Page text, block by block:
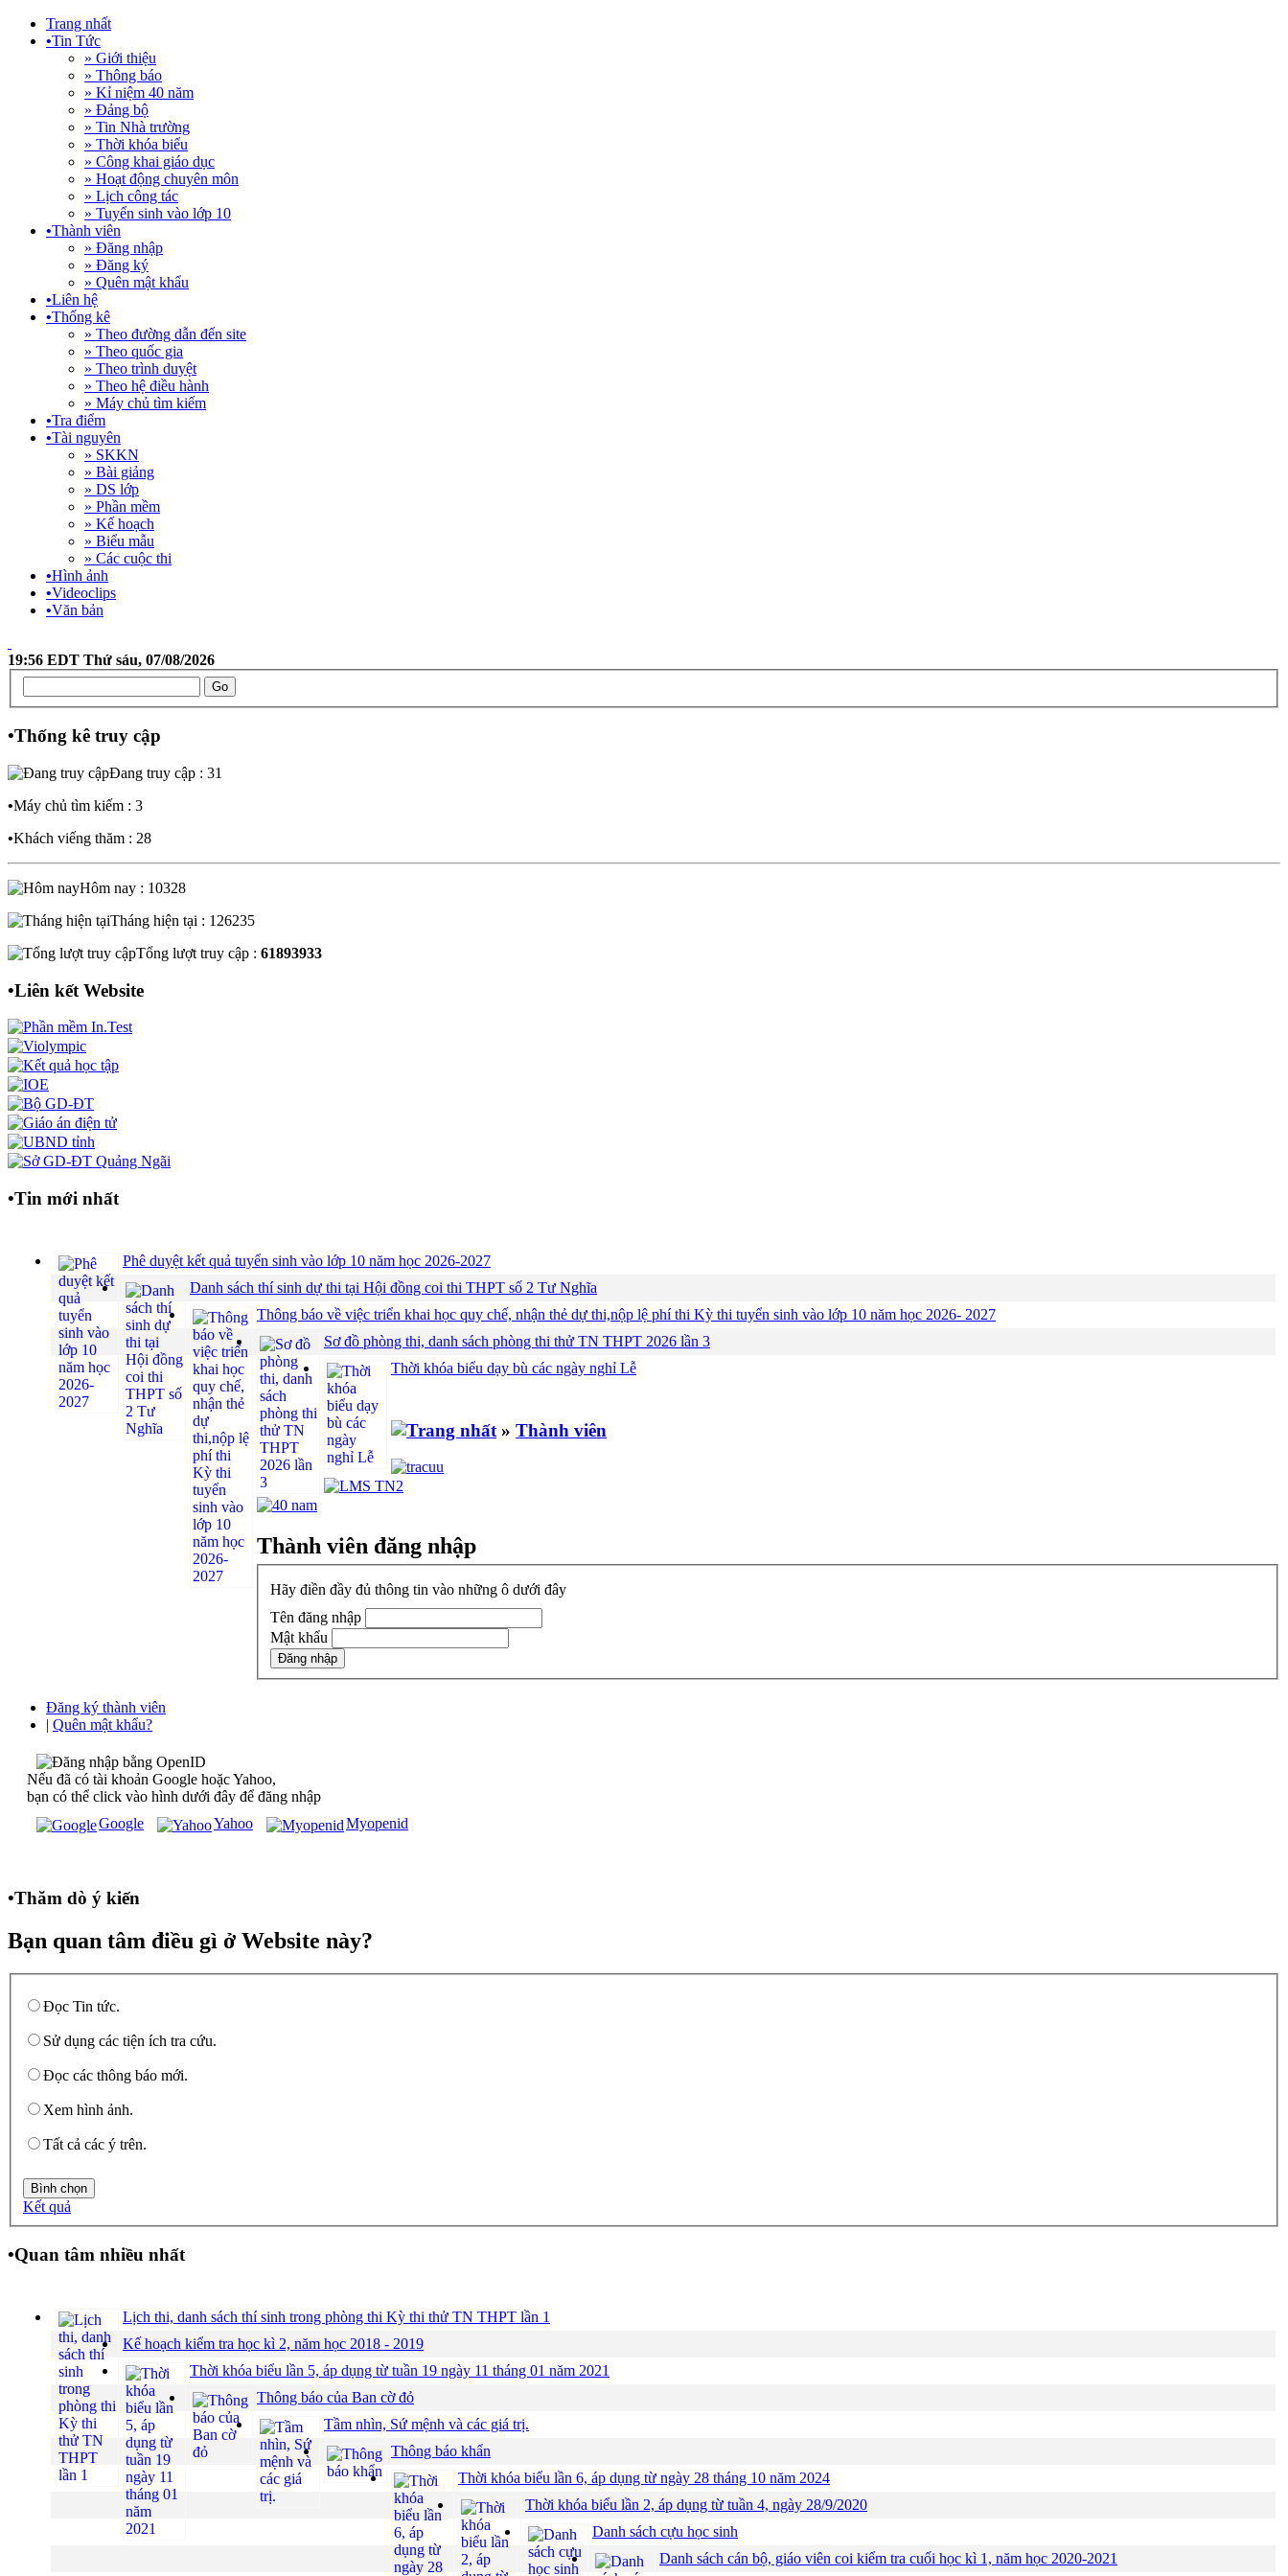
Trang nhất
•Tin Tức
» Giới thiệu
» Thông báo
» Kỉ niệm 40 năm
» Đảng bộ
» Tin Nhà trường
» Thời khóa biểu
» Công khai giáo dục
» Hoạt động chuyên môn
» Lịch công tác
» Tuyển sinh vào lớp 10
•Thành viên
» Đăng nhập
» Đăng ký
» Quên mật khẩu
•Liên hệ
•Thống kê
» Theo đường dẫn đến site
» Theo quốc gia
» Theo trình duyệt
» Theo hệ điều hành
» Máy chủ tìm kiếm
•Tra điểm
•Tài nguyên
» SKKN
» Bài giảng
» DS lớp
» Phần mềm
» Kế hoạch
» Biểu mẫu
» Các cuộc thi
•Hình ảnh
•Videoclips
•Văn bản
19:56 EDT Thứ sáu, 07/08/2026
•Thống kê truy cập
Đang truy cập : 31
•Máy chủ tìm kiếm : 3
•Khách viếng thăm : 28
Hôm nay : 10328
Tháng hiện tại : 126235
Tổng lượt truy cập : 61893933
•Liên kết Website
•Tin mới nhất
Phê duyệt kết quả tuyển sinh vào lớp 10 năm học 2026-2027
Danh sách thí sinh dự thi tại Hội đồng coi thi THPT số 2 Tư Nghĩa
Thông báo về việc triển khai học quy chế, nhận thẻ dự thi,nộp lệ phí thi Kỳ thi tuyển sinh vào lớp 10 năm học 2026- 2027
Sơ đồ phòng thi, danh sách phòng thi thử TN THPT 2026 lần 3
Thời khóa biểu dạy bù các ngày nghỉ Lễ
» Thành viên
Thành viên đăng nhập
Hãy điền đầy đủ thông tin vào những ô dưới đây
Tên đăng nhập
Mật khẩu
Đăng ký thành viên
| Quên mật khẩu?
Nếu đã có tài khoản Google hoặc Yahoo,
bạn có thể click vào hình dưới đây để đăng nhập
Google
Yahoo Myopenid
•Thăm dò ý kiến
Bạn quan tâm điều gì ở Website này?
Đọc Tin tức.
Sử dụng các tiện ích tra cứu.
Đọc các thông báo mới.
Xem hình ảnh.
Tất cả các ý trên.
Kết quả
•Quan tâm nhiều nhất
Lịch thi, danh sách thí sinh trong phòng thi Kỳ thi thử TN THPT lần 1
Kế hoạch kiểm tra học kì 2, năm học 2018 - 2019
Thời khóa biểu lần 5, áp dụng từ tuần 19 ngày 11 tháng 01 năm 2021
Thông báo của Ban cờ đỏ
Tầm nhìn, Sứ mệnh và các giá trị.
Thông báo khẩn
Thời khóa biểu lần 6, áp dụng từ ngày 28 tháng 10 năm 2024
Thời khóa biểu lần 2, áp dụng từ tuần 4, ngày 28/9/2020
Danh sách cựu học sinh
Danh sách cán bộ, giáo viên coi kiểm tra cuối học kì 1, năm học 2020-2021